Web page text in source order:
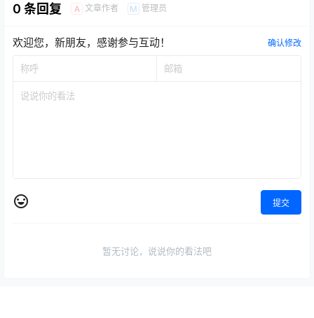
0 条回复 A 文章作者 M 管理员
欢迎您，新朋友，感谢参与互动！ 确认修改
提交
暂无讨论，说说你的看法吧